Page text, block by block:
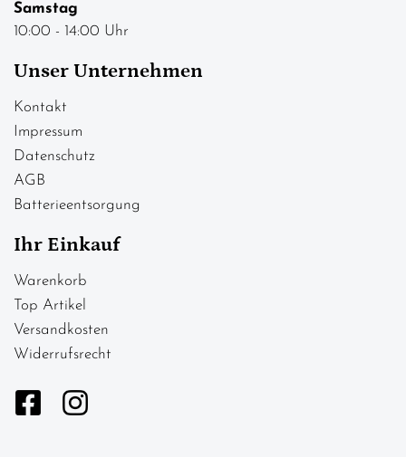
Samstag
10:00 - 14:00 Uhr
Unser Unternehmen
Kontakt
Impressum
Datenschutz
AGB
Batterieentsorgung
Ihr Einkauf
Warenkorb
Top Artikel
Versandkosten
Widerrufsrecht